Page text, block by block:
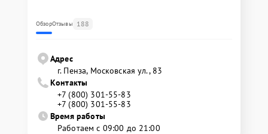
ОбзорОтзывы 188
Адрес
г. Пенза, Московская ул., 83
Контакты
+7 (800) 301-55-83
+7 (800) 301-55-83
Время работы
Работаем с 09:00 до 21:00